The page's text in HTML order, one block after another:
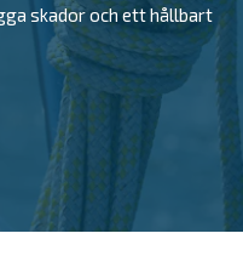
skador och ett hållbart